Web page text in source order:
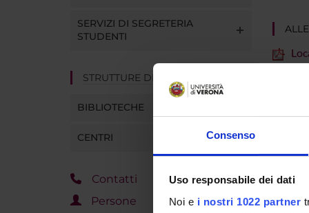
Consenso
Uso responsabile dei dati
Noi e i nostri 1022 partner
SERVIZI DI SEGRETERIA
STUDENTI
STRUTTURE DEL DIPARTIMENTO
BIBLIOTECHE
CENTRI
Contatti
Persone
Pagina